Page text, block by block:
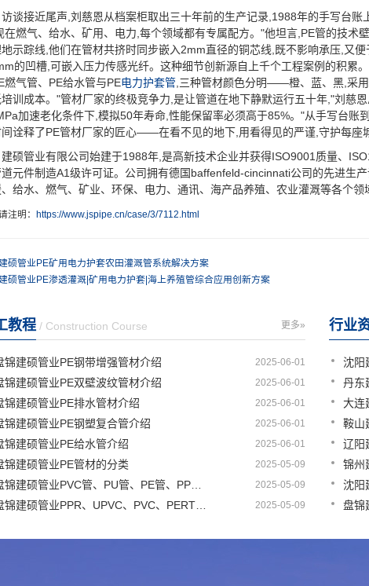
接近尾声,刘慈恩从档案柜取出三十年前的生产记录,1988年的手写台账
在燃气、给水、矿用、电力,每个领域都有专属配方。"他坦言,PE管的技术
示踪线,他们在管材共挤时同步嵌入2mm直径的铜芯线,既不影响承压,又
的凹槽,可嵌入压力传感光纤。这种细节创新源自上千个工程案例的积累
燃气管、PE给水管与PE电力护套管 ,三种管材颜色分明——橙、蓝、黑,采
培训成本。"管材厂家的终极竞争力,是让管道在地下静默运行五十年,"刘慈
加速老化条件下,模拟50年寿命,性能保留率必须高于85%。"从手写台账
诠释了PE管材厂家的匠心——在看不见的地下,用看得见的严谨,守护每座
管业有限公司始建于1988年,是高新技术企业并获得ISO9001质量、
道元件制造A1级许可证。公司拥有德国baffenfeld-cincinnati公司的先进生
给水、燃气、矿业、环保、电力、通讯、海产品养殖、农业灌溉等各个领
注明： https://www.jspipe.cn/case/3/7112.html
硕管业PE矿用电力护套农田灌溉管系统解决方案
硕管业PE渗透灌溉|矿用电力护套|海上养殖管综合应用创新方案
更多»
教程 / Construction Course
2025-06-01
锦建硕管业PE钢带增强管材介绍
2025-06-01
锦建硕管业PE双壁波纹管材介绍
2025-06-01
锦建硕管业PE排水管材介绍
2025-06-01
锦建硕管业PE钢塑复合管介绍
2025-06-01
锦建硕管业PE给水管介绍
2025-05-09
锦建硕管业PE管材的分类
2025-05-09
2025-05-09
行业